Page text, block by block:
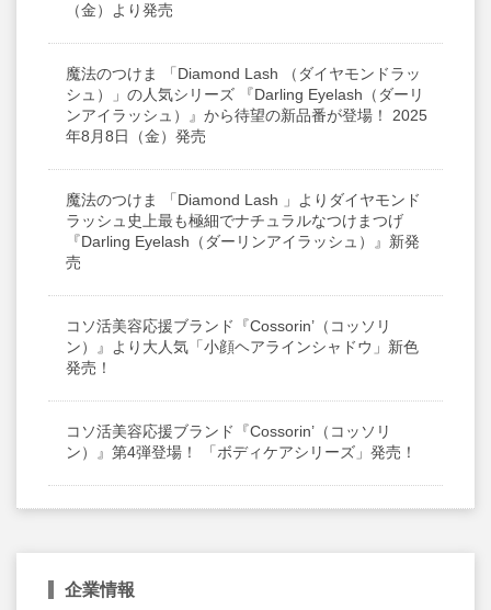
（金）より発売
魔法のつけま 「Diamond Lash （ダイヤモンドラッ
シュ）」の人気シリーズ 『Darling Eyelash（ダーリ
ンアイラッシュ）』から待望の新品番が登場！ 2025
年8月8日（金）発売
魔法のつけま 「Diamond Lash 」よりダイヤモンド
ラッシュ史上最も極細でナチュラルなつけまつげ
『Darling Eyelash（ダーリンアイラッシュ）』新発
売
コソ活美容応援ブランド『Cossorin’（コッソリ
ン）』より大人気「小顔ヘアラインシャドウ」新色
発売！
コソ活美容応援ブランド『Cossorin’（コッソリ
ン）』第4弾登場！ 「ボディケアシリーズ」発売！
企業情報